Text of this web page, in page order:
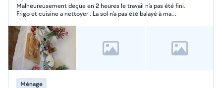
Malheureusement deçue en 2 heures le travail n’a pas été fini.
Frigo et cuisine a nettoyer . La sol n’a pas été balayé à ma
que j’ai trop sous évaluer le travail.
Ménage